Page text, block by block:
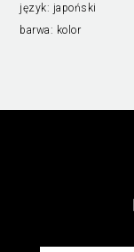
język: japoński
barwa: kolor